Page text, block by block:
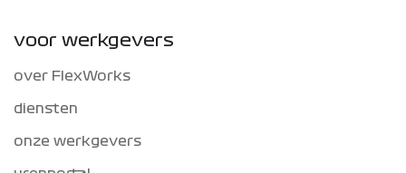
voor werkgevers
over FlexWorks
diensten
onze werkgevers